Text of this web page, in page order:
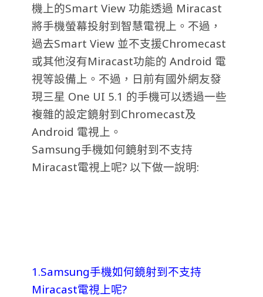
機上的Smart View 功能透過 Miracast
將手機螢幕投射到智慧電視上。不過，
過去Smart View 並不支援Chromecast
或其他沒有Miracast功能的 Android 電
視等設備上。不過，日前有國外網友發
現三星 One UI 5.1 的手機可以透過一些
複雜的設定鏡射到Chromecast及
Android 電視上。
Samsung手機如何鏡射到不支持
Miracast電視上呢? 以下做一說明:
1.Samsung手機如何鏡射到不支持
Miracast電視上呢?